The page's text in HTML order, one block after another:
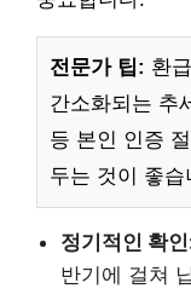
전문가 팁: 환
간소화되는 추
등 본인 인증
두는 것이 좋습
정기적인 확
반기에 걸쳐